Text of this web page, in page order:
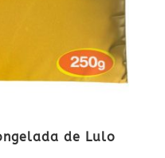
de Lulo